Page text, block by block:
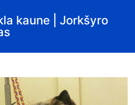
kaune | Jorkšyro